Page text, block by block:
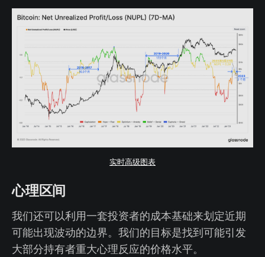
实时高级图表
心理区间
我们还可以利用一套投资者的成本基础来划定近期
可能出现波动的边界。我们的目标是找到可能引发
大部分持有者重大心理反应的价格水平。